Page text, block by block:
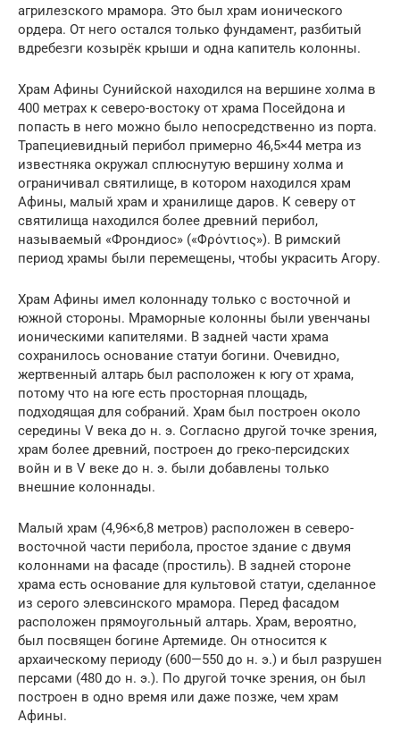
агрилезского мрамора. Это был храм ионического
ордера. От него остался только фундамент, разбитый
вдребезги козырёк крыши и одна капитель колонны.
Храм Афины Сунийской находился на вершине холма в
400 метрах к северо-востоку от храма Посейдона и
попасть в него можно было непосредственно из порта.
Трапециевидный перибол примерно 46,5×44 метра из
известняка окружал сплюснутую вершину холма и
ограничивал святилище, в котором находился храм
Афины, малый храм и хранилище даров. К северу от
святилища находился более древний перибол,
называемый «Фрондиос» («Φρόντιος»). В римский
период храмы были перемещены, чтобы украсить Агору.
Храм Афины имел колоннаду только с восточной и
южной стороны. Мраморные колонны были увенчаны
ионическими капителями. В задней части храма
сохранилось основание статуи богини. Очевидно,
жертвенный алтарь был расположен к югу от храма,
потому что на юге есть просторная площадь,
подходящая для собраний. Храм был построен около
середины V века до н. э. Согласно другой точке зрения,
храм более древний, построен до греко-персидских
войн и в V веке до н. э. были добавлены только
внешние колоннады.
Малый храм (4,96×6,8 метров) расположен в северо-
восточной части перибола, простое здание с двумя
колоннами на фасаде (простиль). В задней стороне
храма есть основание для культовой статуи, сделанное
из серого элевсинского мрамора. Перед фасадом
расположен прямоугольный алтарь. Храм, вероятно,
был посвящен богине Артемиде. Он относится к
архаическому периоду (600—550 до н. э.) и был разрушен
персами (480 до н. э.). По другой точке зрения, он был
построен в одно время или даже позже, чем храм
Афины.